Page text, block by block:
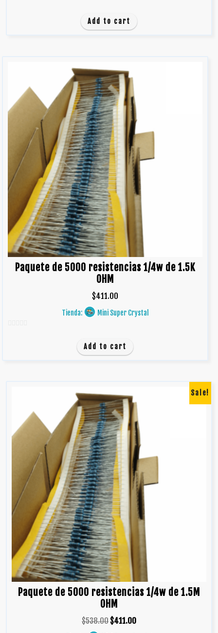
Add to cart
Paquete de 5000 resistencias 1/4w de 1.5K
OHM
$411.00
Tienda: Mini Super Crystal
Add to cart
Sale!
Paquete de 5000 resistencias 1/4w de 1.5M
OHM
$538.00 $411.00